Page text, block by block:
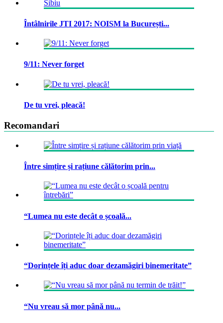
Întâlnirile JTI 2017: NOISM la București...
9/11: Never forget
De tu vrei, pleacă!
Recomandari
Între simțire și rațiune călătorim prin...
“Lumea nu este decât o școală...
“Dorințele îți aduc doar dezamăgiri binemeritate”
“Nu vreau să mor până nu...